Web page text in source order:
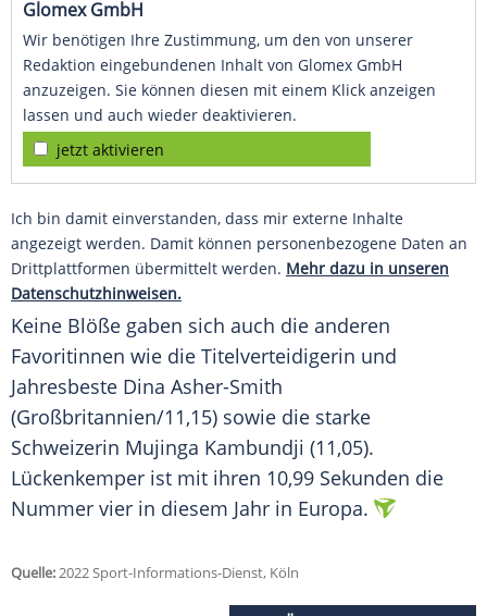
Glomex GmbH
Wir benötigen Ihre Zustimmung, um den von unserer
Redaktion eingebundenen Inhalt von Glomex GmbH
anzuzeigen. Sie können diesen mit einem Klick anzeigen
lassen und auch wieder deaktivieren.
jetzt aktivieren
Ich bin damit einverstanden, dass mir externe Inhalte
angezeigt werden. Damit können personenbezogene Daten an
Drittplattformen übermittelt werden. Mehr dazu in unseren
Datenschutzhinweisen.
Keine Blöße gaben sich auch die anderen
Favoritinnen wie die Titelverteidigerin und
Jahresbeste Dina Asher-Smith
(Großbritannien/11,15) sowie die starke
Schweizerin Mujinga Kambundji (11,05).
Lückenkemper ist mit ihren 10,99 Sekunden die
Nummer vier in diesem Jahr in Europa.
Quelle:2022 Sport-Informations-Dienst, Köln